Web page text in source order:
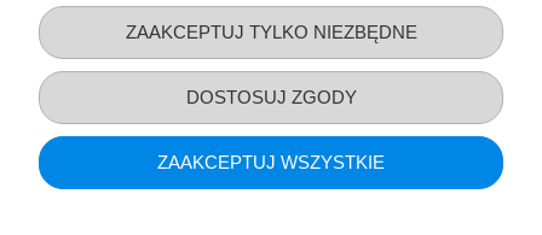
Informacje o sklepie
ZAAKCEPTUJ TYLKO NIEZBĘDNE
DOSTOSUJ ZGODY
ZAAKCEPTUJ WSZYSTKIE